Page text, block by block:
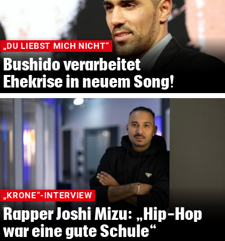
„DU LIEBST MICH NICHT“
Bushido verarbeitet
Ehekrise in neuem Song!
„KRONE“-INTERVIEW
Rapper Joshi Mizu: „Hip-Hop
war eine gute Schule“